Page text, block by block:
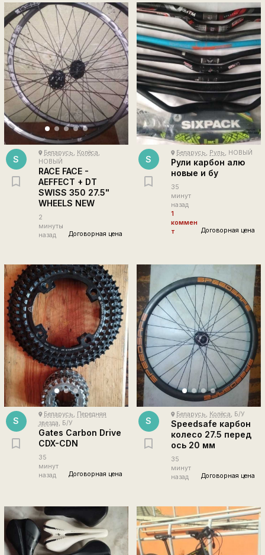
S
place Беларусь, Колёса,
НОВЫЙ
RACE FACE -
AEFFECT + DT
SWISS 350 27.5"
WHEELS NEW
2
минуты
назад
Договорная цена
S
place Беларусь, Руль, НОВЫЙ
Рули карбон алю
новые и бу
35
минут
назад
1
коммен
т
Договорная цена
S
place Беларусь, Передняя
звезда, Б/У
Gates Carbon Drive
CDX-CDN
35
минут
назад
Договорная цена
S
place Беларусь, Колёса, Б/У
Speedsafe карбон
колесо 27.5 перед
ось 20 мм
35
минут
назад
Договорная цена